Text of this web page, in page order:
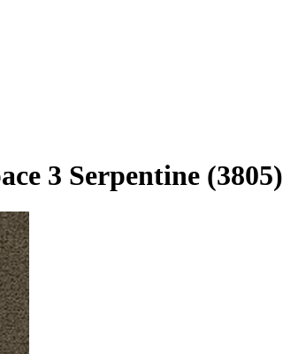
3 Serpentine (3805)